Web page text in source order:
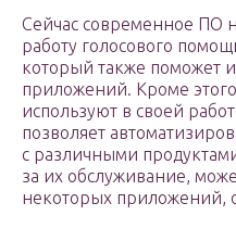
Сейчас современное ПО
работу голосового
который также поможет
приложений. Кроме
используют в своей
позволяет
с различными
за их обслуживание,
некоторых приложений,